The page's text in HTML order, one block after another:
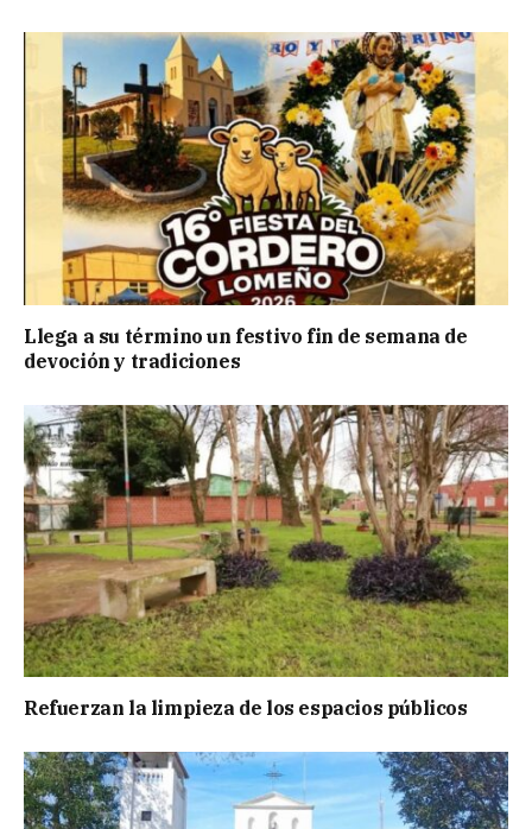
Llega a su término un festivo fin de semana de
devoción y tradiciones
Refuerzan la limpieza de los espacios públicos